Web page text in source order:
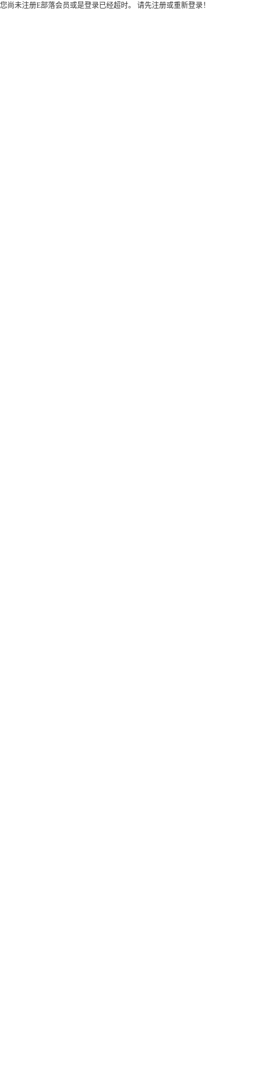
您尚未注册E部落会员或是登录已经超时。 请先注册或重新登录！